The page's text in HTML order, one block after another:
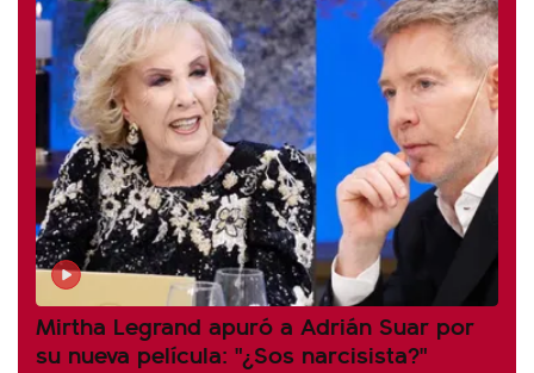
Mirtha Legrand apuró a Adrián Suar por
su nueva película: "¿Sos narcisista?"